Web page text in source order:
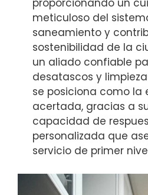
proporcionando un
meticuloso del
saneamiento y
sostenibilidad de la
un aliado confiable
desatascos y
se posiciona como la
acertada, gracias a
capacidad de
personalizada que
servicio de primer